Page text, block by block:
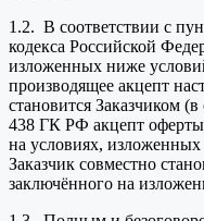
1.2. В соответствии с
кодекса Российской
изложенных ниже
производящее акцепт
становится Заказчиком
438 ГК РФ акцепт
на условиях,
Заказчик совместно
заключённого на